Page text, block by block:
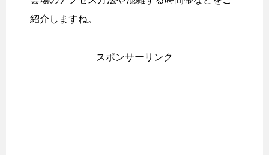
紹介しますね。
スポンサーリンク